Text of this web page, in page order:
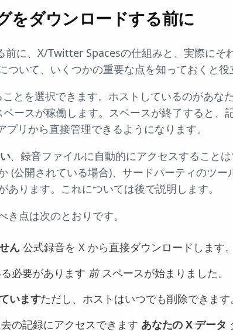
をダウンロードする前に
前に、X/Twitter Spacesの仕組みと、実際にそ
いて、いくつかの重要な点を知っておくと役
とを選択できます。ホストしているのがあな
ースが稼働します。スペースが終了すると、
リから直接管理できるようになります。
、録音ファイルに自動的にアクセスすることは
(公開されている場合)、サードパーティのツー
ります。これについては後で説明します。
点は次のとおりです。
ん公式録音を X から直接ダウンロードします。
必要があります 前スペースが始まりました。
いますただし、ホストはいつでも削除できます
の記録にアクセスできます あなたの X データ